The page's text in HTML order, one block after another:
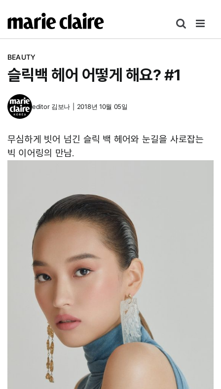
텐
BEAUTY
슬릭백 헤어 어떻게 해요? #1
editor 김보나 2018년 10월 05일
무심하게 빗어 넘긴 슬릭 백 헤어와 눈길을 사로잡는
빅 이어링의 만남.